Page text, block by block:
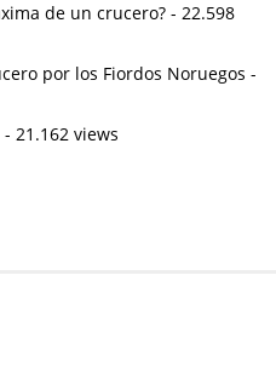
de un crucero? - 22.598
por los Fiordos Noruegos -
- 21.162 views